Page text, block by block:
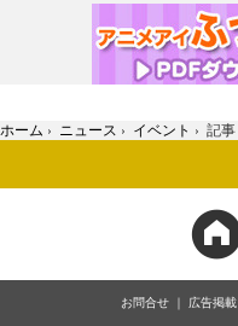
ホーム › ニュース › イベント › 記事
お問合せ 広告掲載